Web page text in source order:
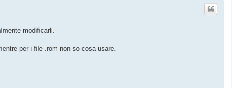
modificarli.
per i file .rom non so cosa usare.